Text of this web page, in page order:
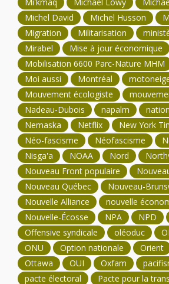
Michel David
Michel Husson
Migration
Militarisation
Mirabel
Mise à jour économique
Mobilisation 6600 Parc-Nature MHM
Moi aussi
Montréal
Mouvement écologiste
Nadeau-Dubois
napalm
Nemaska
Netflix
New York
Néo-fascisme
Néofascisme
Nisga'a
NOAA Nord
Nouveau Front populaire
Nouveau Québec
Nouveau-
Nouvelle Alliance
nouvelle
Nouvelle-Écosse
NPA NPD
Offensive syndicale
oléoduc
ONU
Option nationale Orient
Ottawa
OUI Oxfam
pacte électoral
Pacte pour la